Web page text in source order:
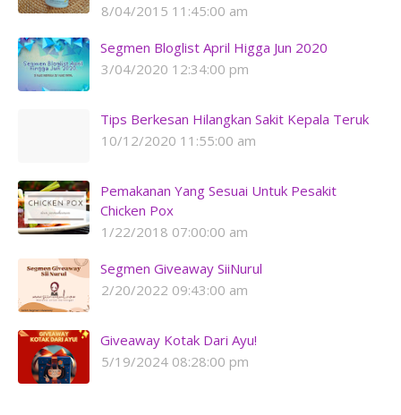
8/04/2015 11:45:00 am
Segmen Bloglist April Higga Jun 2020
3/04/2020 12:34:00 pm
Tips Berkesan Hilangkan Sakit Kepala Teruk
10/12/2020 11:55:00 am
Pemakanan Yang Sesuai Untuk Pesakit
Chicken Pox
1/22/2018 07:00:00 am
Segmen Giveaway SiiNurul
2/20/2022 09:43:00 am
Giveaway Kotak Dari Ayu!
5/19/2024 08:28:00 pm